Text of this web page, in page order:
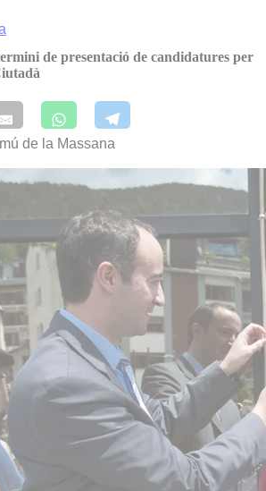
de presentació de candidatures per
de la Massana